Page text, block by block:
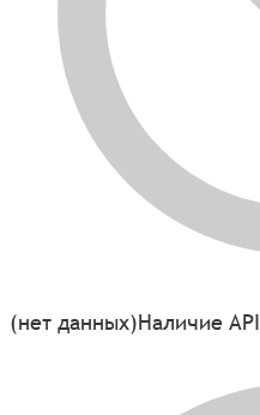
(нет данных)Наличие API